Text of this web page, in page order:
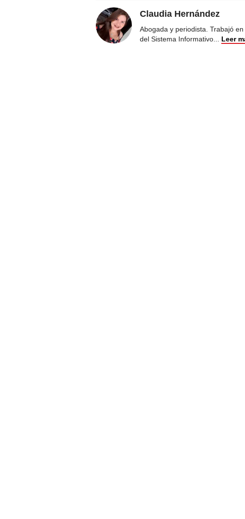
Claudia Hernández
Abogada y periodista. Trabajó
del Sistema Informativo... Leer